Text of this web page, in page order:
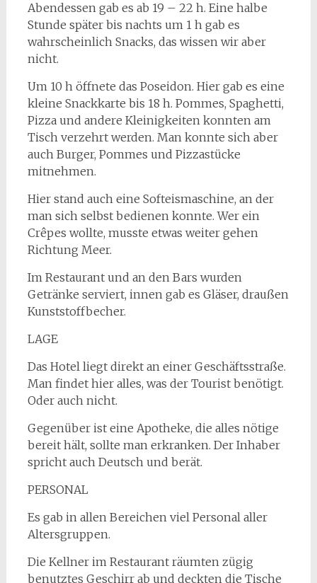
Abendessen gab es ab 19 – 22 h. Eine halbe
Stunde später bis nachts um 1 h gab es
wahrscheinlich Snacks, das wissen wir aber
nicht.
Um 10 h öffnete das Poseidon. Hier gab es eine
kleine Snackkarte bis 18 h. Pommes, Spaghetti,
Pizza und andere Kleinigkeiten konnten am
Tisch verzehrt werden. Man konnte sich aber
auch Burger, Pommes und Pizzastücke
mitnehmen.
Hier stand auch eine Softeismaschine, an der
man sich selbst bedienen konnte. Wer ein
Crêpes wollte, musste etwas weiter gehen
Richtung Meer.
Im Restaurant und an den Bars wurden
Getränke serviert, innen gab es Gläser, draußen
Kunststoffbecher.
LAGE
Das Hotel liegt direkt an einer Geschäftsstraße.
Man findet hier alles, was der Tourist benötigt.
Oder auch nicht.
Gegenüber ist eine Apotheke, die alles nötige
bereit hält, sollte man erkranken. Der Inhaber
spricht auch Deutsch und berät.
PERSONAL
Es gab in allen Bereichen viel Personal aller
Altersgruppen.
Die Kellner im Restaurant räumten zügig
benutztes Geschirr ab und deckten die Tische